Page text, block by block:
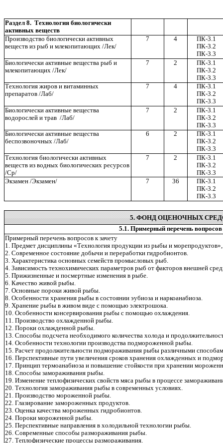
Раздел 8. Технология биологически
активных веществ
Производство биологически активных
веществ из рыб и млекопитающих /Лек/
4
ПК-3.1
ПК-3.2
ПК-3.3
7
Биологически активные вещества рыб и
млекопитающих /Лек/
2
ПК-3.1
ПК-3.2
ПК-3.3
7
Технология жиров и витаминных
препаратов /Лаб/
4
ПК-3.1
ПК-3.2
ПК-3.3
7
Биологически активные вещества
водорослей и трав /Лаб/
2
ПК-3.1
ПК-3.2
ПК-3.3
7
Биологически активные вещества
беспозвоночных /Лаб/
2
ПК-3.1
ПК-3.2
ПК-3.3
6
Технология биологически активных
веществ из водных биологических ресурсов
/Ср/
2
ПК-3.1
ПК-3.2
ПК-3.3
7
Экзамен /Экзамен/ 36
ПК-3.1
ПК-3.2
ПК-3.3
7
5. ФОНД ОЦЕНОЧНЫХ
5.1. Примерный перечень вопросов
Примерный перечень вопросов к зачету
1. Предмет дисциплины «Технология продукции из рыбы и морепродуктов»,
2. Современное состояние добычи и переработки гидробионтов.
3. Характеристика основных семейств промысловых рыб.
4. Зависимость технохимических параметров рыб от факторов внешней
5. Прижизненные и посмертные изменения в рыбе.
6. Качество живой рыбы.
7. Основные пороки живой рыбы.
8. Особенности хранения рыбы в состоянии эубиоза и наркоанабиоза.
9. Хранение рыбы в живом виде с помощью электрошока.
10. Особенности консервирования рыбы с помощью охлаждения.
11. Производство охлажденной рыбы.
12. Пороки охлажденной рыбы.
13. Способы подсчета необходимого количества холода и
14. Особенности технологии производства подмороженной рыбы.
15. Расчет продолжительности подмораживания рыбы различными
16. Перспективные пути увеличения сроков хранения охлажденных и
17. Принцип термоанабиоза и повышение стойкости при хранении
18. Способы замораживания рыбы.
19. Изменение теплофизических свойств мяса рыбы в процессе
20. Технология замораживания рыбы в современных условиях.
21. Производство мороженной рыбы.
22. Глазирование замороженных продуктов.
23. Оценка качества мороженных гидробионтов.
24. Пороки мороженной рыбы.
25. Перспективные направления в холодильной технологии рыбы.
26. Современные способы размораживания рыбы.
27. Теплофизические процессы размораживания.